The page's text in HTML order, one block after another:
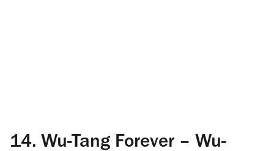
14. Wu-Tang Forever – Wu-